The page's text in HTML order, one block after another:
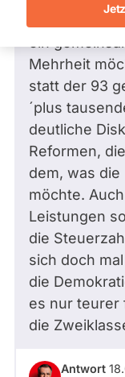
Archiv
Über uns
Mehrheit
statt der 93
´plus
deutliche
Reformen,
dem, was
möchte.
Leistungen
die
sich doch
die
es nur teurer
die
Antwort